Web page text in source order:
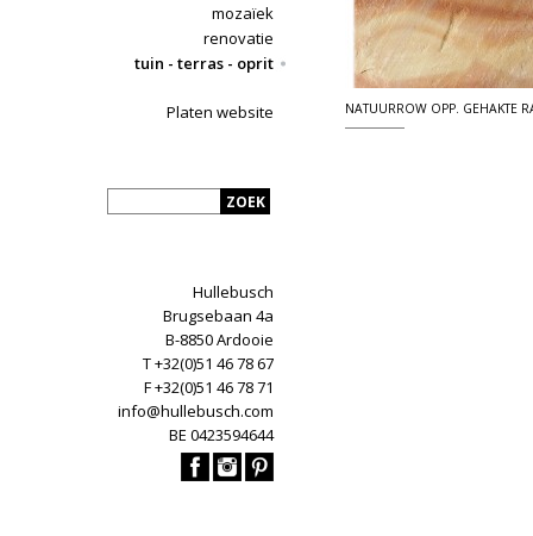
mozaïek
renovatie
tuin - terras - oprit
Platen website
Hullebusch
Brugsebaan 4a
B-8850 Ardooie
T +32(0)51 46 78 67
F +32(0)51 46 78 71
info@hullebusch.com
BE 0423594644
NATUURROW OPP. GEHAKTE